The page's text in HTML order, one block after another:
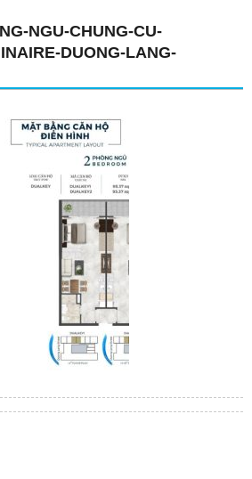
NGU-CHUNG-CU-
DUONG-LANG-